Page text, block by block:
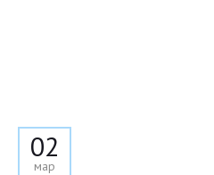
02
мар